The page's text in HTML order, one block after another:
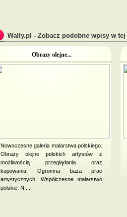
Wally.pl - Zobacz podobne wpisy w
Obrazy olejne...
Nowoczesne galeria malarstwa polskiego.
Obrazy olejne polskich artystów z
możliwością przeglądania oraz
kupowania. Ogromna baza prac
artystycznych. Współczesne malarstwo
polskie. N ...